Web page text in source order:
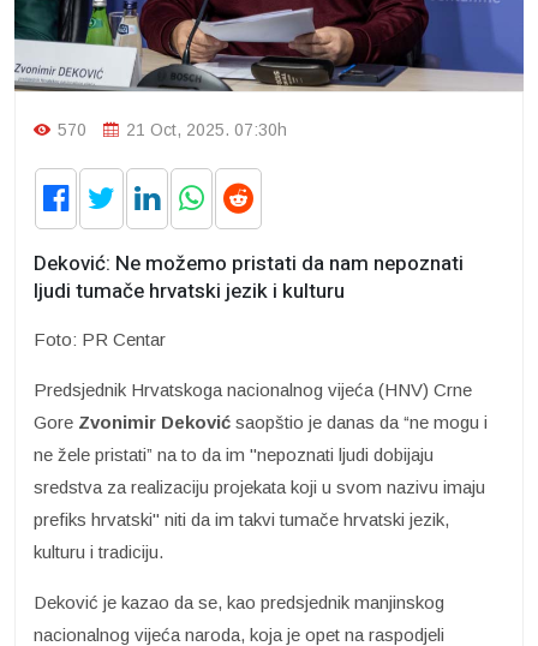
570 21 Oct, 2025. 07:30h
Deković: Ne možemo pristati da nam nepoznati
ljudi tumače hrvatski jezik i kulturu
Foto: PR Centar
Predsjednik Hrvatskoga nacionalnog vijeća (HNV) Crne
Gore Zvonimir Deković saopštio je danas da “ne mogu i
ne žele pristati” na to da im "nepoznati ljudi dobijaju
sredstva za realizaciju projekata koji u svom nazivu imaju
prefiks hrvatski" niti da im takvi tumače hrvatski jezik,
kulturu i tradiciju.
Deković je kazao da se, kao predsjednik manjinskog
nacionalnog vijeća naroda, koja je opet na raspodjeli